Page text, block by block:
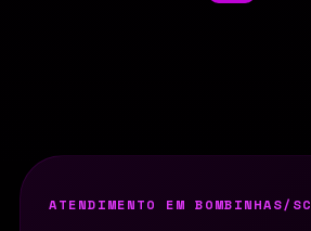
ATENDIMENTO EM BOMBINHAS/SC